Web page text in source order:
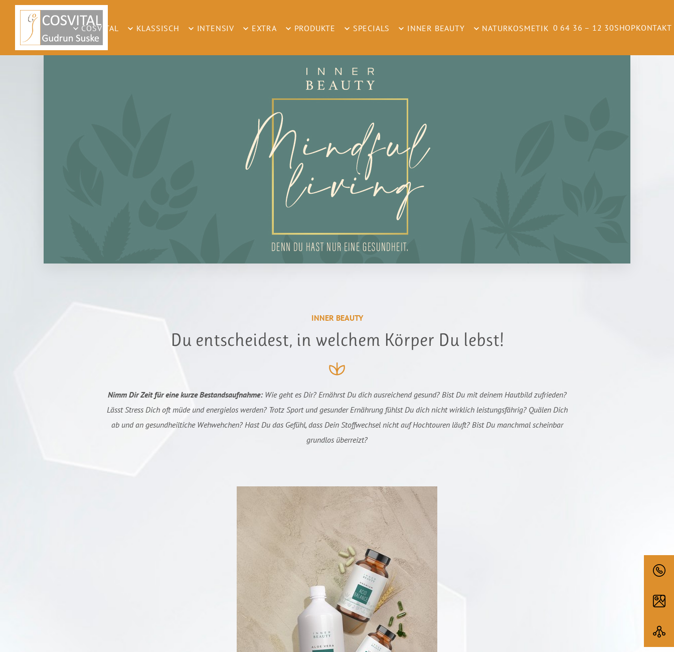
COSVITAL KLASSISCH INTENSIV EXTRA PRODUKTE SPECIALS INNER BEAUTY NATURKOSMETIK 0 64 36 – 12 30SHOPKONTAKT
INNER BEAUTY
Du entscheidest, in welchem Körper Du lebst!
Nimm Dir Zeit für eine kurze Bestandsaufnahme: Wie geht es Dir? Ernährst Du dich ausreichend gesund? Bist Du mit deinem Hautbild zufrieden?
Lässt Stress Dich oft müde und energielos werden? Trotz Sport und gesunder Ernährung fühlst Du dich nicht wirklich leistungsfährig? Quälen Dich
ab und an gesundheiltiche Wehwehchen? Hast Du das Gefühl, dass Dein Stoffwechsel nicht auf Hochtouren läuft? Bist Du manchmal scheinbar
grundlos überreizt?